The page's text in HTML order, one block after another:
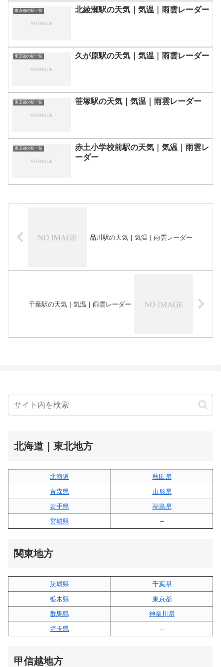
東京都の駅一覧 北綾瀬駅の天気｜気温｜雨雲レーダー
東京都の駅一覧 久が原駅の天気｜気温｜雨雲レーダー
東京都の駅一覧 笹塚駅の天気｜気温｜雨雲レーダー
東京都の駅一覧
赤土小学校前駅の天気｜気温｜雨雲レ
ーダー
品川駅の天気｜気温｜雨雲レーダー
千葉駅の天気｜気温｜雨雲レーダー
北海道｜東北地方
北海道
秋田県
青森県
山形県
岩手県
福島県
宮城県
–
関東地方
茨城県
千葉県
栃木県
東京都
群馬県
神奈川県
埼玉県
–
甲信越地方